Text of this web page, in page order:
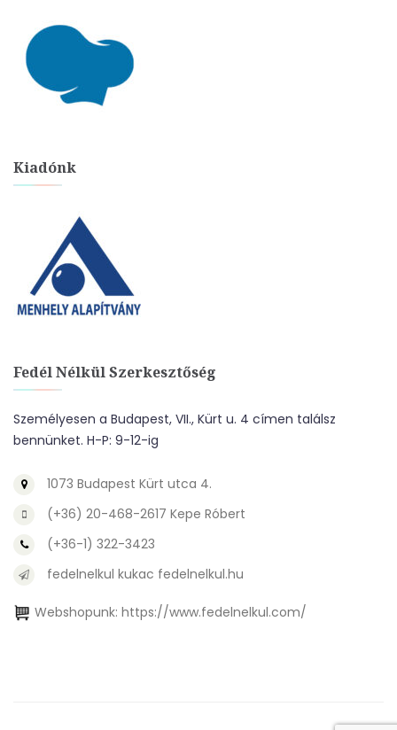
Kiadónk
Fedél Nélkül Szerkesztőség
Személyesen a Budapest, VII., Kürt u. 4 címen találsz
bennünket. H-P: 9-12-ig
1073 Budapest Kürt utca 4.
(+36) 20-468-2617 Kepe Róbert
(+36-1) 322-3423
fedelnelkul kukac fedelnelkul.hu
Webshopunk: https://www.fedelnelkul.com/